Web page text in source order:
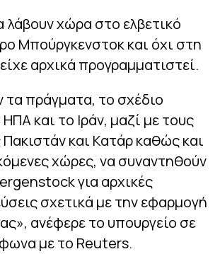
χώρα στο ελβετικό
Μπούργκενστοκ και όχι στη
αρχικά προγραμματιστεί.
πράγματα, το σχέδιο
και το Ιράν, μαζί με τους
και Κατάρ καθώς και
χώρες, να συναντηθούν
για αρχικές
σχετικά με την εφαρμογή
ανέφερε το υπουργείο σε
με το Reuters.